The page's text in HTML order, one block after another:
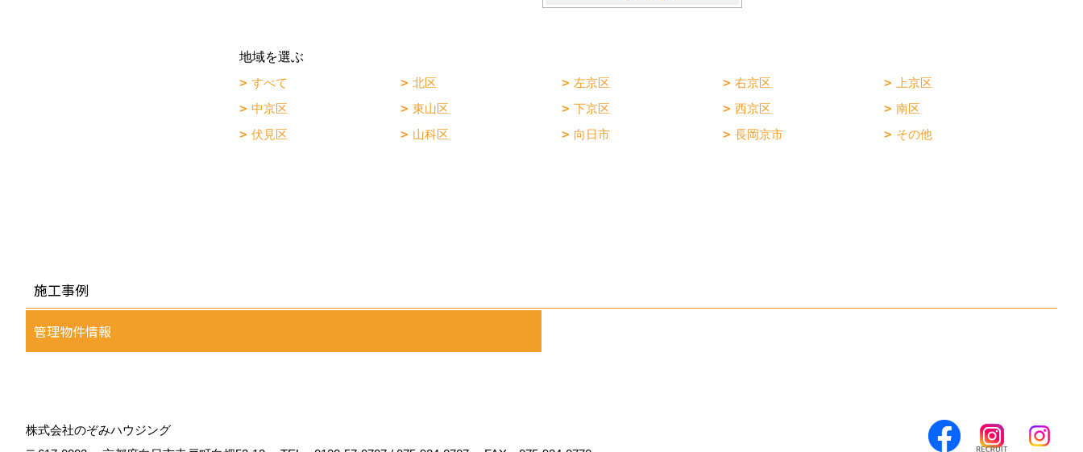
地域を選ぶ
すべて
北区 左京区 右京区
上京区
中京区
東山区 下京区 西京区
南区
伏見区
山科区 向日市 長岡京市 その他
施工事例
管理物件情報
株式会社のぞみハウジング